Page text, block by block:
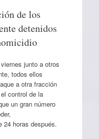
de los
detenidos
junto a otros
todos ellos
a otra fracción
control de la
un gran número
24 horas después.